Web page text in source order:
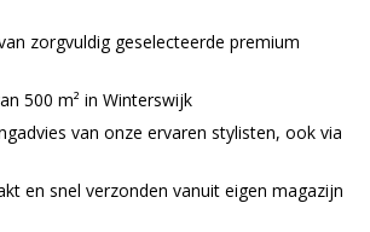
zorgvuldig geselecteerde premium
500 m² in Winterswijk
van onze ervaren stylisten, ook via
en snel verzonden vanuit eigen magazijn